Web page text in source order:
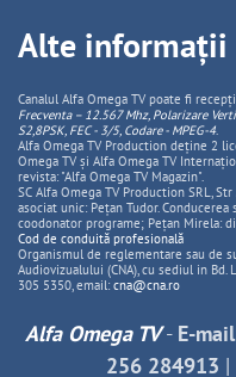
Alte informații
Canalul Alfa Omega TV poate fi
Frecventa – 12.567 Mhz, Polarizare
S2,8PSK, FEC - 3/5, Codare - MPEG-4.
Alfa Omega TV Production deține 2
Omega TV și Alfa Omega TV
revista: "Alfa Omega TV Magazin".
SC Alfa Omega TV Production SRL,
asociat unic: Pețan Tudor.
coodonator programe; Pețan Mirela:
Cod de conduită profesională
Organismul de reglementare sau de
Audiovizualului (CNA), cu sediul in
305 5350, email: cna@cna.ro
Alfa Omega TV- E-
256 284913 |